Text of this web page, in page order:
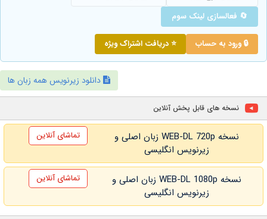
🔄 فعالسازی لینک سوم
🔒 ورود به حساب ⭐ دریافت اشتراک ویژه
دانلود زیرنویس همه زبان ها
نسخه های قابل پخش آنلاین
نسخه WEB-DL 720p زبان اصلی و
زیرنویس انگلیسی
تماشای آنلاین
نسخه WEB-DL 1080p زبان اصلی و
زیرنویس انگلیسی
تماشای آنلاین